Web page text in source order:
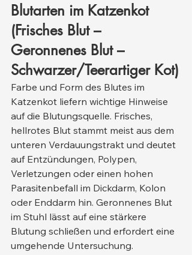
Blutarten im Katzenkot
(Frisches Blut –
Geronnenes Blut –
Schwarzer/Teerartiger Kot)
Farbe und Form des Blutes im
Katzenkot liefern wichtige Hinweise
auf die Blutungsquelle. Frisches,
hellrotes Blut stammt meist aus dem
unteren Verdauungstrakt und deutet
auf Entzündungen, Polypen,
Verletzungen oder einen hohen
Parasitenbefall im Dickdarm, Kolon
oder Enddarm hin. Geronnenes Blut
im Stuhl lässt auf eine stärkere
Blutung schließen und erfordert eine
umgehende Untersuchung.